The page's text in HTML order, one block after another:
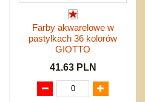
Farby akwarelowe w
pastylkach 36 kolorów
GIOTTO
41.63 PLN